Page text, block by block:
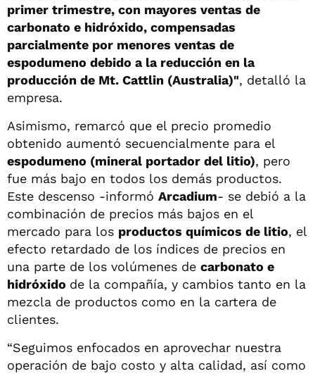
primer trimestre, con mayores ventas de
carbonato e hidróxido, compensadas
parcialmente por menores ventas de
espodumeno debido a la reducción en la
producción de Mt. Cattlin (Australia)", detalló la
empresa.
Asimismo, remarcó que el precio promedio
obtenido aumentó secuencialmente para el
espodumeno (mineral portador del litio), pero
fue más bajo en todos los demás productos.
Este descenso -informó Arcadium- se debió a la
combinación de precios más bajos en el
mercado para los productos químicos de litio, el
efecto retardado de los índices de precios en
una parte de los volúmenes de carbonato e
hidróxido de la compañía, y cambios tanto en la
mezcla de productos como en la cartera de
clientes.
“Seguimos enfocados en aprovechar nuestra
operación de bajo costo y alta calidad, así como